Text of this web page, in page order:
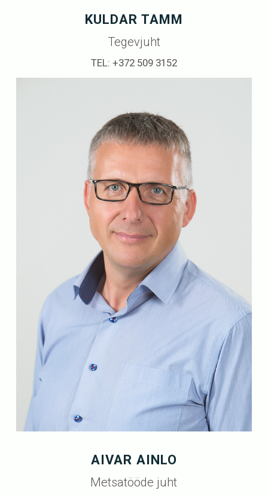
KULDAR TAMM
Tegevjuht
TEL: +372 509 3152
AIVAR AINLO
Metsatööde juht